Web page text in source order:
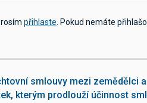
přihlaste . Pokud nemáte
smlouvy mezi zemědělci
kterým prodlouží účinnost